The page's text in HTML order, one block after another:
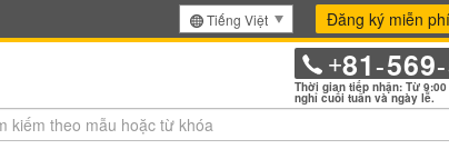
Tiếng Việt Đăng ký miễn phí
+81 -569-
Thời gian tiếp nhận: Từ
nghỉ cuối tuần và ngày lễ.